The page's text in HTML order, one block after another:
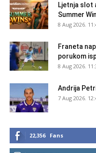
Ljetnja slot
Summer
8 Aug 2026.
Franeta
porukom
8 Aug 2026.
Andrija
7 Aug 2026.
22,356 Fans